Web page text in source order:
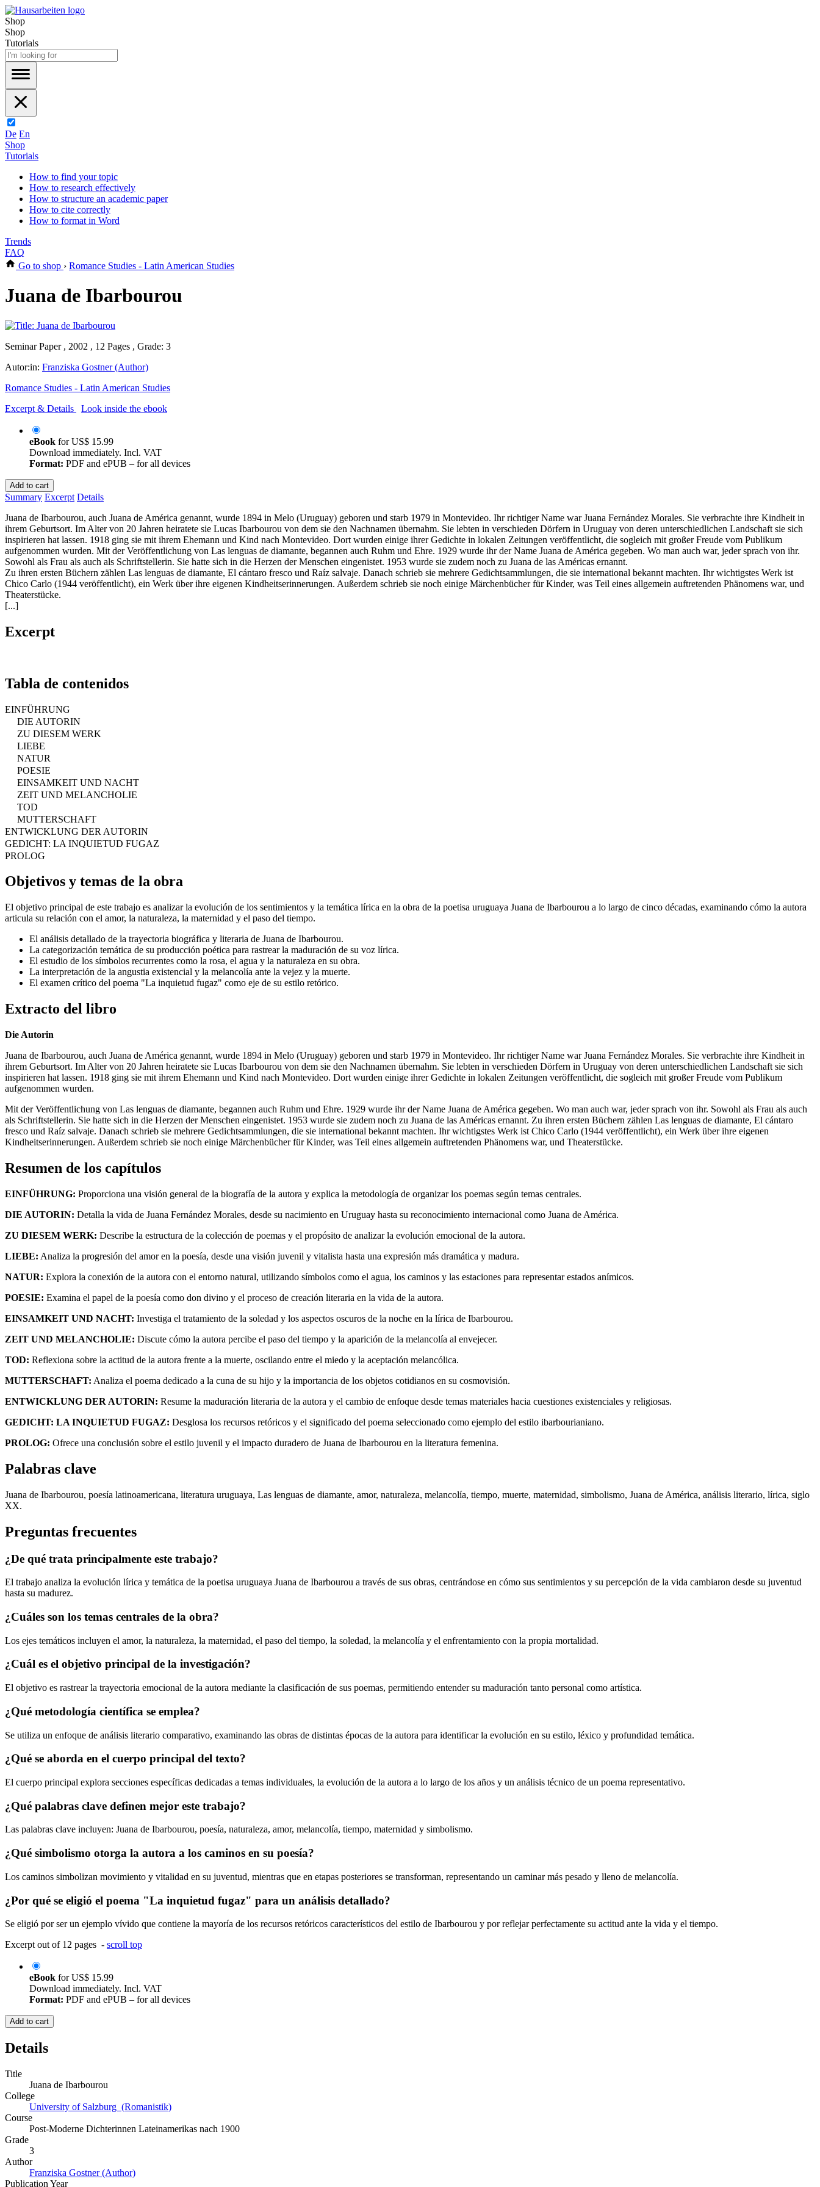
Shop
Shop
Tutorials
De En
Shop
Tutorials
How to find your topic
How to research effectively
How to structure an academic paper
How to cite correctly
How to format in Word
Trends
FAQ
Go to shop › Romance Studies - Latin American Studies
Juana de Ibarbourou
Seminar Paper , 2002 , 12 Pages , Grade: 3
Autor:in: Franziska Gostner (Author)
Romance Studies - Latin American Studies
Excerpt & Details
Look inside the ebook
eBook forUS$ 15.99
Download immediately. Incl. VAT
Format: PDF and ePUB – for all devices
Add to cart
Summary Excerpt Details
Juana de Ibarbourou, auch Juana de América genannt, wurde 1894 in Melo (Uruguay) geboren und starb 1979 in Montevideo. Ihr richtiger Name war Juana Fernández Morales. Sie verbrachte ihre Kindheit in
ihrem Geburtsort. Im Alter von 20 Jahren heiratete sie Lucas Ibarbourou von dem sie den Nachnamen übernahm. Sie lebten in verschieden Dörfern in Uruguay von deren unterschiedlichen Landschaft sie sich
inspirieren hat lassen. 1918 ging sie mit ihrem Ehemann und Kind nach Montevideo. Dort wurden einige ihrer Gedichte in lokalen Zeitungen veröffentlicht, die sogleich mit großer Freude vom Publikum
aufgenommen wurden. Mit der Veröffentlichung von Las lenguas de diamante, begannen auch Ruhm und Ehre. 1929 wurde ihr der Name Juana de América gegeben. Wo man auch war, jeder sprach von ihr.
Sowohl als Frau als auch als Schriftstellerin. Sie hatte sich in die Herzen der Menschen eingenistet. 1953 wurde sie zudem noch zu Juana de las Américas ernannt.
Zu ihren ersten Büchern zählen Las lenguas de diamante, El cántaro fresco und Raíz salvaje. Danach schrieb sie mehrere Gedichtsammlungen, die sie international bekannt machten. Ihr wichtigstes Werk ist
Chico Carlo (1944 veröffentlicht), ein Werk über ihre eigenen Kindheitserinnerungen. Außerdem schrieb sie noch einige Märchenbücher für Kinder, was Teil eines allgemein auftretenden Phänomens war, und
Theaterstücke.
[...]
Excerpt
Tabla de contenidos
EINFÜHRUNG
DIE AUTORIN
ZU DIESEM WERK
LIEBE
NATUR
POESIE
EINSAMKEIT UND NACHT
ZEIT UND MELANCHOLIE
TOD
MUTTERSCHAFT
ENTWICKLUNG DER AUTORIN
GEDICHT: LA INQUIETUD FUGAZ
PROLOG
Objetivos y temas de la obra
El objetivo principal de este trabajo es analizar la evolución de los sentimientos y la temática lírica en la obra de la poetisa uruguaya Juana de Ibarbourou a lo largo de cinco décadas, examinando cómo la autora
articula su relación con el amor, la naturaleza, la maternidad y el paso del tiempo.
El análisis detallado de la trayectoria biográfica y literaria de Juana de Ibarbourou.
La categorización temática de su producción poética para rastrear la maduración de su voz lírica.
El estudio de los símbolos recurrentes como la rosa, el agua y la naturaleza en su obra.
La interpretación de la angustia existencial y la melancolía ante la vejez y la muerte.
El examen crítico del poema "La inquietud fugaz" como eje de su estilo retórico.
Extracto del libro
Die Autorin
Juana de Ibarbourou, auch Juana de América genannt, wurde 1894 in Melo (Uruguay) geboren und starb 1979 in Montevideo. Ihr richtiger Name war Juana Fernández Morales. Sie verbrachte ihre Kindheit in
ihrem Geburtsort. Im Alter von 20 Jahren heiratete sie Lucas Ibarbourou von dem sie den Nachnamen übernahm. Sie lebten in verschieden Dörfern in Uruguay von deren unterschiedlichen Landschaft sie sich
inspirieren hat lassen. 1918 ging sie mit ihrem Ehemann und Kind nach Montevideo. Dort wurden einige ihrer Gedichte in lokalen Zeitungen veröffentlicht, die sogleich mit großer Freude vom Publikum
aufgenommen wurden.
Mit der Veröffentlichung von Las lenguas de diamante, begannen auch Ruhm und Ehre. 1929 wurde ihr der Name Juana de América gegeben. Wo man auch war, jeder sprach von ihr. Sowohl als Frau als auch
als Schriftstellerin. Sie hatte sich in die Herzen der Menschen eingenistet. 1953 wurde sie zudem noch zu Juana de las Américas ernannt. Zu ihren ersten Büchern zählen Las lenguas de diamante, El cántaro
fresco und Raíz salvaje. Danach schrieb sie mehrere Gedichtsammlungen, die sie international bekannt machten. Ihr wichtigstes Werk ist Chico Carlo (1944 veröffentlicht), ein Werk über ihre eigenen
Kindheitserinnerungen. Außerdem schrieb sie noch einige Märchenbücher für Kinder, was Teil eines allgemein auftretenden Phänomens war, und Theaterstücke.
Resumen de los capítulos
EINFÜHRUNG: Proporciona una visión general de la biografía de la autora y explica la metodología de organizar los poemas según temas centrales.
DIE AUTORIN: Detalla la vida de Juana Fernández Morales, desde su nacimiento en Uruguay hasta su reconocimiento internacional como Juana de América.
ZU DIESEM WERK: Describe la estructura de la colección de poemas y el propósito de analizar la evolución emocional de la autora.
LIEBE: Analiza la progresión del amor en la poesía, desde una visión juvenil y vitalista hasta una expresión más dramática y madura.
NATUR: Explora la conexión de la autora con el entorno natural, utilizando símbolos como el agua, los caminos y las estaciones para representar estados anímicos.
POESIE: Examina el papel de la poesía como don divino y el proceso de creación literaria en la vida de la autora.
EINSAMKEIT UND NACHT: Investiga el tratamiento de la soledad y los aspectos oscuros de la noche en la lírica de Ibarbourou.
ZEIT UND MELANCHOLIE: Discute cómo la autora percibe el paso del tiempo y la aparición de la melancolía al envejecer.
TOD: Reflexiona sobre la actitud de la autora frente a la muerte, oscilando entre el miedo y la aceptación melancólica.
MUTTERSCHAFT: Analiza el poema dedicado a la cuna de su hijo y la importancia de los objetos cotidianos en su cosmovisión.
ENTWICKLUNG DER AUTORIN: Resume la maduración literaria de la autora y el cambio de enfoque desde temas materiales hacia cuestiones existenciales y religiosas.
GEDICHT: LA INQUIETUD FUGAZ: Desglosa los recursos retóricos y el significado del poema seleccionado como ejemplo del estilo ibarbourianiano.
PROLOG: Ofrece una conclusión sobre el estilo juvenil y el impacto duradero de Juana de Ibarbourou en la literatura femenina.
Palabras clave
Juana de Ibarbourou, poesía latinoamericana, literatura uruguaya, Las lenguas de diamante, amor, naturaleza, melancolía, tiempo, muerte, maternidad, simbolismo, Juana de América, análisis literario, lírica, siglo
XX.
Preguntas frecuentes
¿De qué trata principalmente este trabajo?
El trabajo analiza la evolución lírica y temática de la poetisa uruguaya Juana de Ibarbourou a través de sus obras, centrándose en cómo sus sentimientos y su percepción de la vida cambiaron desde su juventud
hasta su madurez.
¿Cuáles son los temas centrales de la obra?
Los ejes temáticos incluyen el amor, la naturaleza, la maternidad, el paso del tiempo, la soledad, la melancolía y el enfrentamiento con la propia mortalidad.
¿Cuál es el objetivo principal de la investigación?
El objetivo es rastrear la trayectoria emocional de la autora mediante la clasificación de sus poemas, permitiendo entender su maduración tanto personal como artística.
¿Qué metodología científica se emplea?
Se utiliza un enfoque de análisis literario comparativo, examinando las obras de distintas épocas de la autora para identificar la evolución en su estilo, léxico y profundidad temática.
¿Qué se aborda en el cuerpo principal del texto?
El cuerpo principal explora secciones específicas dedicadas a temas individuales, la evolución de la autora a lo largo de los años y un análisis técnico de un poema representativo.
¿Qué palabras clave definen mejor este trabajo?
Las palabras clave incluyen: Juana de Ibarbourou, poesía, naturaleza, amor, melancolía, tiempo, maternidad y simbolismo.
¿Qué simbolismo otorga la autora a los caminos en su poesía?
Los caminos simbolizan movimiento y vitalidad en su juventud, mientras que en etapas posteriores se transforman, representando un caminar más pesado y lleno de melancolía.
¿Por qué se eligió el poema "La inquietud fugaz" para un análisis detallado?
Se eligió por ser un ejemplo vívido que contiene la mayoría de los recursos retóricos característicos del estilo de Ibarbourou y por reflejar perfectamente su actitud ante la vida y el tiempo.
Excerpt out of 12 pages - scroll top
eBook forUS$ 15.99
Download immediately. Incl. VAT
Format: PDF and ePUB – for all devices
Add to cart
Details
Title
Juana de Ibarbourou
College
University of Salzburg (Romanistik)
Course
Post-Moderne Dichterinnen Lateinamerikas nach 1900
Grade
3
Author
Franziska Gostner (Author)
Publication Year